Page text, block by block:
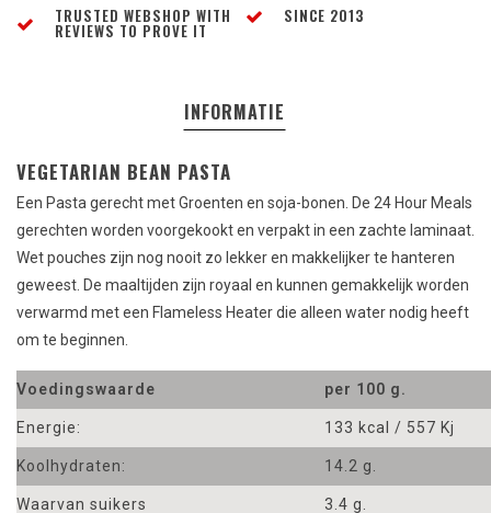
TRUSTED WEBSHOP WITH
REVIEWS TO PROVE IT
SINCE 2013
INFORMATIE
VEGETARIAN BEAN PASTA
Een Pasta gerecht met Groenten en soja-bonen. De 24 Hour Meals
gerechten worden voorgekookten verpakt in een zachte laminaat.
Wetpouches zijn nog nooit zo lekkeren makkelijkerte hanteren
geweest. De maaltijden zijn royaal en kunnen gemakkelijk worden
verwarmd met een Flameless Heaterdie alleen water nodig heeft
om te beginnen.
Voedingswaarde per 100 g.
Energie: 133 kcal / 557 Kj
Koolhydraten: 14.2 g.
Waarvan suikers 3.4 g.